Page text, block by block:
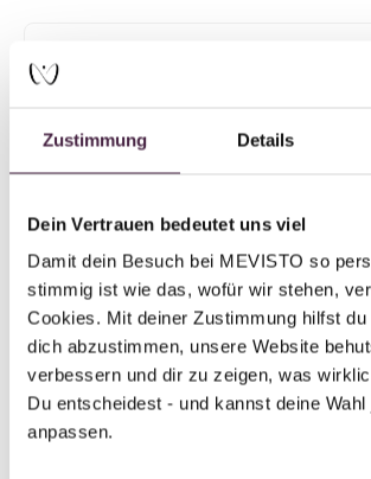
Zustimmung Details
Dein Vertrauen bedeutet uns viel
Damit dein Besuch bei MEVISTO so
stimmig ist wie das, wofür wir stehen,
Cookies. Mit deiner Zustimmung hilfst du
dich abzustimmen, unsere Website
verbessern und dir zu zeigen, was
Du entscheidest - und kannst deine Wahl
anpassen.
AURA-Bestattung der Stadt
8720 Knittelfeld
Austria
Send mail